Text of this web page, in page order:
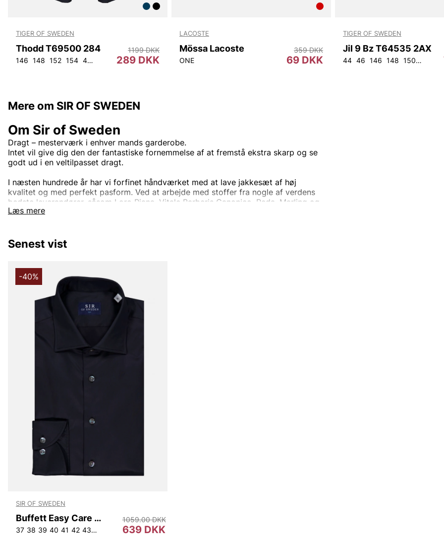
TIGER OF SWEDEN
Thodd T69500 284
146 148 152 154 44 48 50 52 54 92 104
289 DKK
1199 DKK
LACOSTE
Mössa Lacoste
ONE 69 DKK
359 DKK
TIGER OF SWEDEN
Jil 9 Bz T64535 2AX
44 46 146 148 150 152
Mere om SIR OF SWEDEN
Læs mere
Om Sir of Sweden
Dragt – mesterværk i enhver mands garderobe.
Intet vil give dig den der fantastiske fornemmelse af at fremstå ekstra skarp og se
godt ud i en veltilpasset dragt.
I næsten hundrede år har vi forfinet håndværket med at lave jakkesæt af høj
kvalitet og med perfekt pasform. Ved at arbejde med stoffer fra nogle af verdens
bedste leverandører, såsom Loro Piana, Vitale Barberis Canonico, Reda, Marling og
Evans med flere, vil vores jakkesæt ikke skuffe dig. Vi har jakkesæt til alle
mand på arbejdet, til fester eller ved en anden lejlighed. Opdag vores brede udvalg
Andre populære mærker:
Senest vist
-40%
SIR OF SWEDEN
Buffett Easy Care Shirt W.Xtra-long Arm
37 38 39 40 41 42 43 44 639 DKK
1059.00 DKK